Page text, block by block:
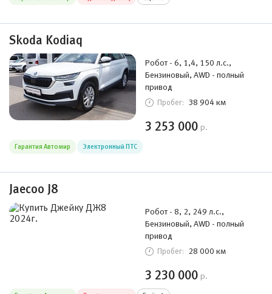
Skoda Kodiaq
Робот - 6, 1,4, 150 л.с.,
Бензиновый, AWD - полный
привод
Пробег: 38 904 км
3 253 000 р.
Гарантия Автомир Электронный ПТС
Jaecoo J8
Робот - 8, 2, 249 л.с.,
Бензиновый, AWD - полный
привод
Пробег: 28 000 км
3 230 000 р.